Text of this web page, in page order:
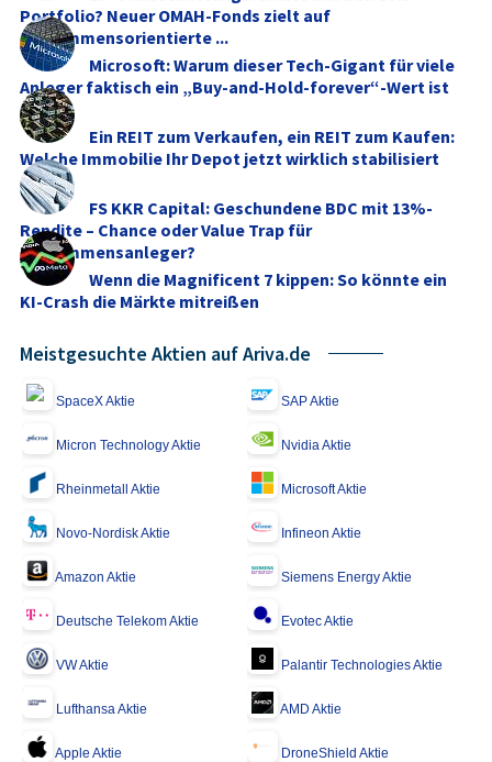
Portfolio? Neuer OMAH-Fonds zielt auf
einkommensorientierte ...
Microsoft: Warum dieser Tech-Gigant für viele
Anleger faktisch ein „Buy-and-Hold-forever“-Wert ist
Ein REIT zum Verkaufen, ein REIT zum Kaufen:
Welche Immobilie Ihr Depot jetzt wirklich stabilisiert
FS KKR Capital: Geschundene BDC mit 13%-
Rendite – Chance oder Value Trap für
Einkommensanleger?
Wenn die Magnificent 7 kippen: So könnte ein
KI-Crash die Märkte mitreißen
Meistgesuchte Aktien auf Ariva.de
SpaceX Aktie SAP Aktie
Micron Technology Aktie Nvidia Aktie
Rheinmetall Aktie Microsoft Aktie
Novo-Nordisk Aktie Infineon Aktie
Amazon Aktie Siemens Energy Aktie
Deutsche Telekom Aktie Evotec Aktie
VW Aktie Palantir Technologies Aktie
Lufthansa Aktie AMD Aktie
Apple Aktie DroneShield Aktie